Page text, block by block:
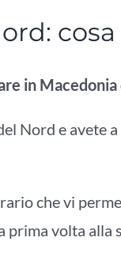
in
Nord e avete
che vi
prima volta